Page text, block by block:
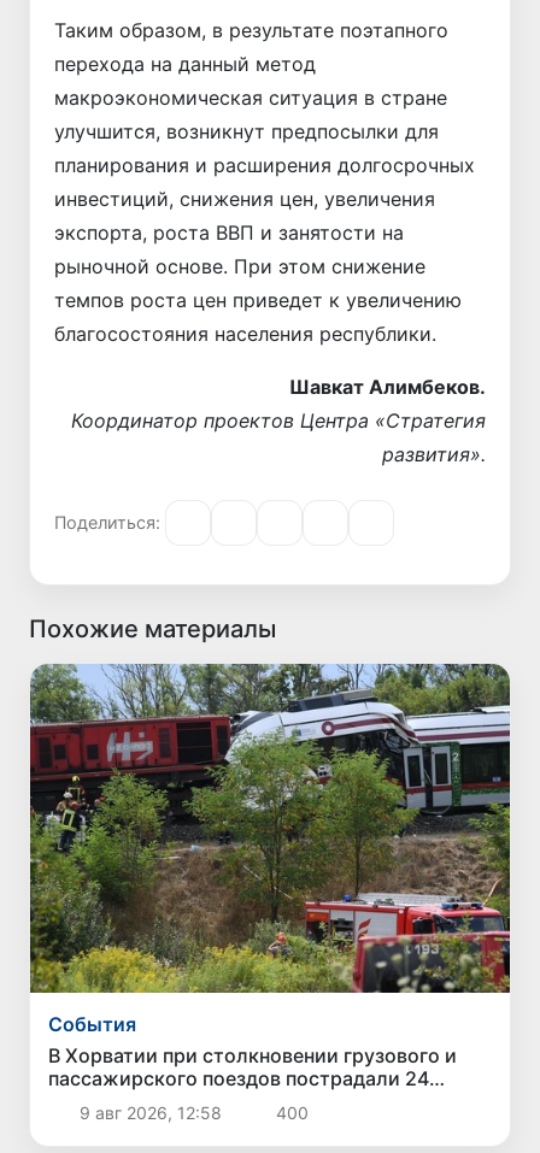
Таким образом, в результате поэтапного
перехода на данный метод
макроэкономическая ситуация в стране
улучшится, возникнут предпосылки для
планирования и расширения долгосрочных
инвестиций, снижения цен, увеличения
экспорта, роста ВВП и занятости на
рыночной основе. При этом снижение
темпов роста цен приведет к увеличению
благосостояния населения республики.
Шавкат Алимбеков.
Координатор проектов Центра «Стратегия
развития».
Поделиться:
Похожие материалы
Cобытия
В Хорватии при столкновении грузового и
пассажирского поездов пострадали 24
человека
9 авг 2026, 12:58 400